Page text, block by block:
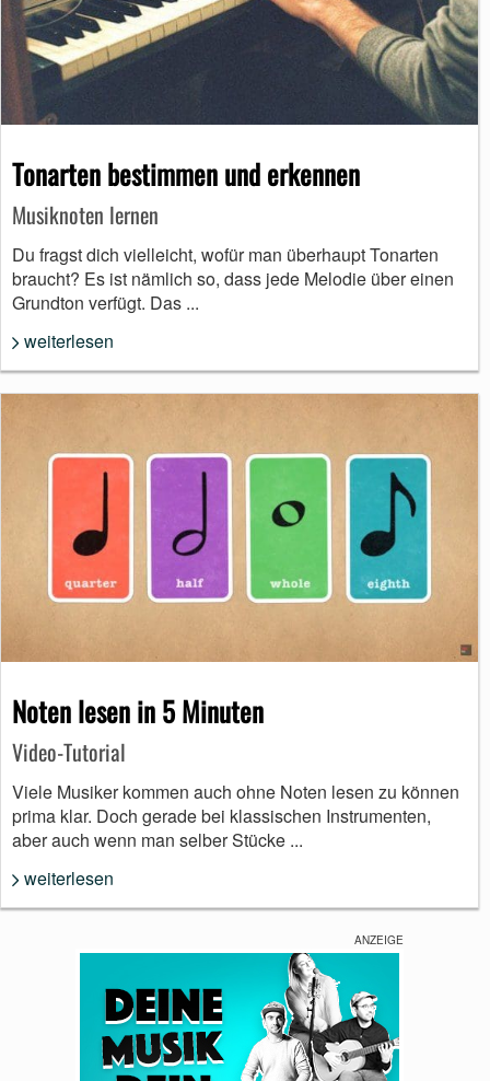
Tonarten bestimmen und erkennen
Musiknoten lernen
Du fragst dich vielleicht, wofür man überhaupt Tonarten
braucht? Es ist nämlich so, dass jede Melodie über einen
Grundton verfügt. Das ...
weiterlesen
Noten lesen in 5 Minuten
Video-Tutorial
Viele Musiker kommen auch ohne Noten lesen zu können
prima klar. Doch gerade bei klassischen Instrumenten,
aber auch wenn man selber Stücke ...
weiterlesen